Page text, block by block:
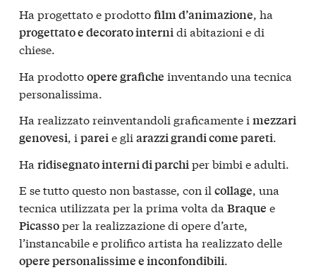
Ha progettato e prodottofilm d’animazione, ha
progettato e decorato internidi abitazioni e di
chiese.
Ha prodottoopere grafiche inventando una tecnica
personalissima.
Ha realizzato reinventandoli graficamente i mezzari
genovesi, i pareie gli arazzi grandi come pareti.
Ha ridisegnato interni di parchiper bimbi e adulti.
E se tutto questo non bastasse, con il collage, una
tecnica utilizzata per la prima volta da Braque e
Picassoper la realizzazione di opere d’arte,
l’instancabile e prolifico artista ha realizzato delle
opere personalissime e inconfondibili.